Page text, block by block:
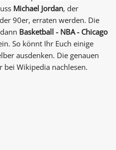
Michael Jordan, der
90er, erraten werden. Die
Basketball - NBA - Chicago
So könnt Ihr Euch einige
ausdenken. Die genauen
bei Wikipedia nachlesen.